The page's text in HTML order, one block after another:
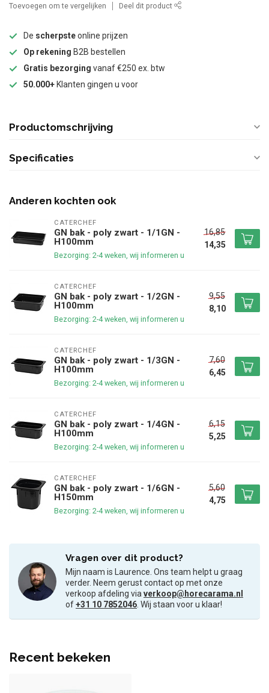
Toevoegen om te vergelijken Deel dit product
De scherpsteonline prijzen
Op rekening B2B bestellen
Gratis bezorging vanaf €250 ex. btw
50.000+ Klanten gingen u voor
Productomschrijving
Specificaties
Anderen kochten ook
CATERCHEF
GN bak - poly zwart - 1/1GN -
H100mm
Bezorging: 2-4 weken, wij informeren u
16,85
14,35
CATERCHEF
GN bak - poly zwart - 1/2GN -
H100mm
Bezorging: 2-4 weken, wij informeren u
9,55
8,10
CATERCHEF
GN bak - poly zwart - 1/3GN -
H100mm
Bezorging: 2-4 weken, wij informeren u
7,60
6,45
CATERCHEF
GN bak - poly zwart - 1/4GN -
H100mm
Bezorging: 2-4 weken, wij informeren u
6,15
5,25
CATERCHEF
GN bak - poly zwart - 1/6GN -
H150mm
Bezorging: 2-4 weken, wij informeren u
5,60
4,75
Vragen over dit product?
Mijn naam is Laurence. Ons team helpt u graag
verder. Neem gerust contact op met onze
verkoop afdeling viaverkoop@horecarama.nl
of+31 10 7852046. Wij staan voor u klaar!
Recent bekeken